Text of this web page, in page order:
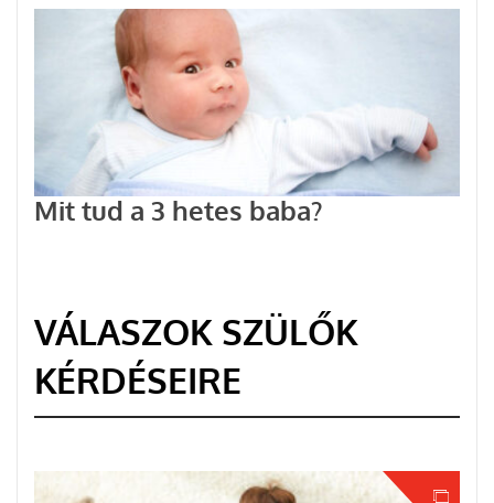
Mit tud a 3 hetes baba?
VÁLASZOK SZÜLŐK
KÉRDÉSEIRE